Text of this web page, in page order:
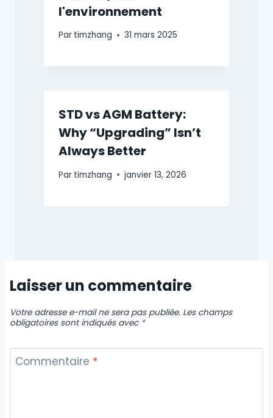
l'environnement
Par timzhang 31 mars 2025
STD vs AGM Battery:
Why “Upgrading” Isn’t
Always Better
Par timzhang janvier 13, 2026
Laisser un commentaire
Votre adresse e-mail ne sera pas publiée. Les champs
obligatoires sont indiqués avec *
Commentaire *